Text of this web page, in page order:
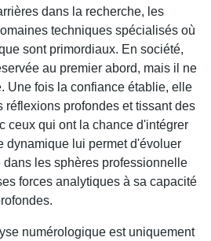
dans la recherche, les
techniques spécialisés où
sont primordiaux. En société,
au premier abord, mais il ne
Une fois la confiance établie, elle
réflexions profondes et tissant des
ceux qui ont la chance d'intégrer
dynamique lui permet d'évoluer
les sphères professionnelle
forces analytiques à sa capacité
numérologique est uniquement